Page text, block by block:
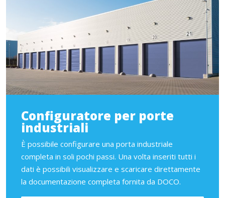
Configuratore per porte
industriali
È possibile configurare una porta industriale
completa in soli pochi passi. Una volta inseriti tutti i
dati è possibili visualizzare e scaricare direttamente
la documentazione completa fornita da DOCO.